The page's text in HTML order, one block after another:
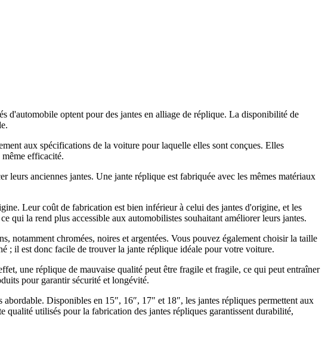
d'automobile optent pour des jantes en alliage de réplique. La disponibilité de
aux spécifications de la voiture pour laquelle elles sont conçues. Elles
efficacité.
anciennes jantes. Une jante réplique est fabriquée avec les mêmes matériaux
Leur coût de fabrication est bien inférieur à celui des jantes d'origine, et les
qui la rend plus accessible aux automobilistes souhaitant améliorer leurs jantes.
notamment chromées, noires et argentées. Vous pouvez également choisir la taille
; il est donc facile de trouver la jante réplique idéale pour votre voiture.
une réplique de mauvaise qualité peut être fragile et fragile, ce qui peut entraîner
pour garantir sécurité et longévité.
Disponibles en 15″, 16″, 17″ et 18″, les jantes répliques permettent aux
utilisés pour la fabrication des jantes répliques garantissent durabilité,